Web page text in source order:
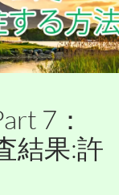
7：
結果:許